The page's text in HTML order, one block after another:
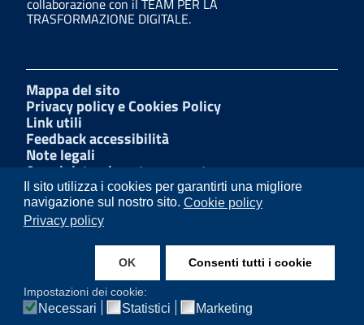
Il sito utilizza i cookies per garantirti una migliore
navigazione sul nostro sito. Cookie policy
Privacy policy
OK Consenti tutti i cookie
Impostazioni dei cookie:
Necessari Statistici Marketing
collaborazione con il TEAM PER LA
TRASFORMAZIONE DIGITALE.
Mappa del sito
Privacy policy e Cookies Policy
Link utili
Feedback accessibilità
Note legali
Amministrazione trasparente
Dichiarazione di accessibilità
W3C Css
Albo Pretorio
LinkedIn
Instagram